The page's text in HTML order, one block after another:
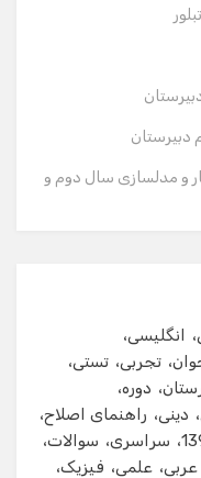
دبیرستان
و مدلسازی سال دوم و
انگلیسی
تجربی تستی
دوره
دینی
راهنمای اصلاح
سراسری
سوالات
عربی علمی فیزیک